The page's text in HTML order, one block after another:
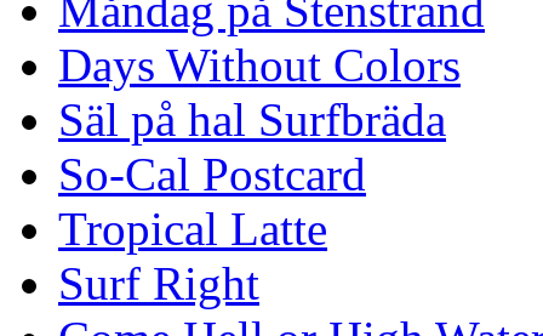
Days Without Colors
Säl på hal Surfbräda
So-Cal Postcard
Tropical Latte
Surf Right